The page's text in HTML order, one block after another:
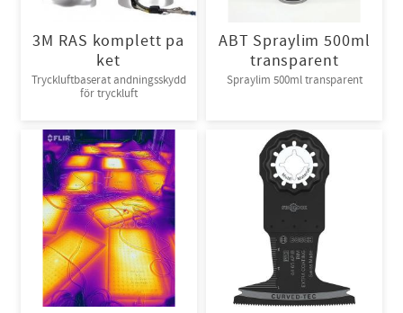
3M RAS komplett pa
ket
Tryckluftbaserat andningsskydd
för tryckluft
ABT Spraylim 500ml
transparent
Spraylim 500ml transparent